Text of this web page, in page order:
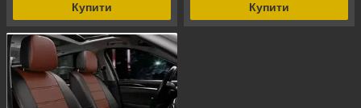
Купити Купити